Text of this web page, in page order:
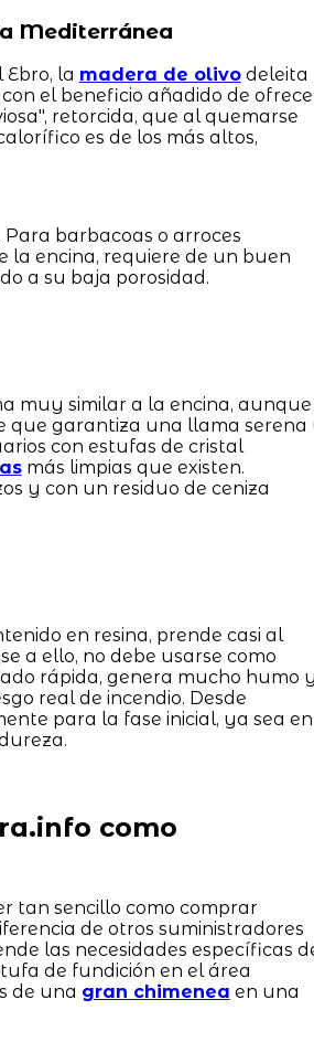
Mediterránea
la madera de olivodeleita
el beneficio añadido de
retorcida, que al quemarse
es de los más altos,
barbacoas o arroces
la encina, requiere de un buen
a su baja porosidad.
muy similar a la encina, aunque
que garantiza una llama serena
con estufas de cristal
más limpias que existen.
y con un residuo de ceniza
en resina, prende casi al
a ello, no debe usarse como
rápida, genera mucho humo
real de incendio. Desde
para la fase inicial, ya sea en
como
tan sencillo como comprar
de otros suministradores
las necesidades específicas
de fundición en el área
de una gran chimenea en una